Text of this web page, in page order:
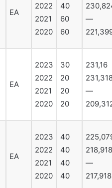
EA
2022
2021
2020
40
60
60
—
EA
2023
2022
2021
2020
30
20
20
20
231,16
—
EA
2023
2022
2021
2020
40
40
40
40
218,918
—
217,918